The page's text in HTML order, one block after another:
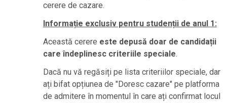
cerere de cazare.
Informație exclusiv pentru studenții de anul 1:
Această cerere este depusă doar de candidații
care îndeplinesc criteriile speciale.
Dacă nu vă regăsiți pe lista criteriilor speciale, dar
ați bifat opțiunea de "Doresc cazare" pe platforma
de admitere în momentul în care ați confirmat locul